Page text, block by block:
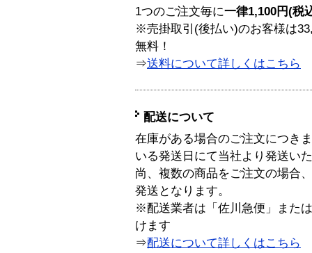
1つのご注文毎に一律1,100円(税
※売掛取引(後払い)のお客様は
無料！
⇒送料について詳しくはこちら
配送について
在庫がある場合のご注文につき
いる発送日にて当社より発送い
尚、複数の商品をご注文の場合
発送となります。
※配送業者は「佐川急便」また
けます
⇒配送について詳しくはこちら